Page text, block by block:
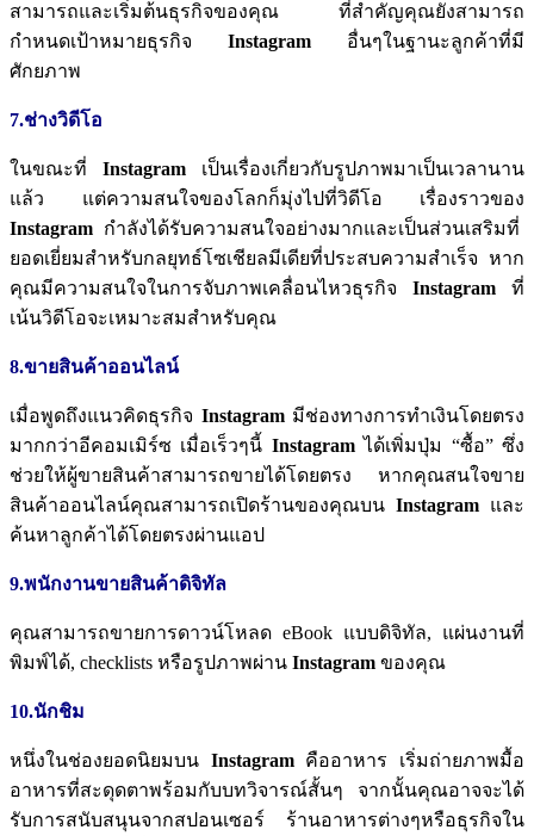
สามารถและเริ่มต้นธุรกิจของคุณ
ที่สำคัญคุณยังสามารถ
กำหนดเป้าหมายธุรกิจ Instagram อื่นๆในฐานะลูกค้าที่มี
ศักยภาพ
7.ช่างวิดีโอ
ในขณะที่ Instagram เป็นเรื่องเกี่ยวกับรูปภาพมาเป็นเวลานาน
แล้ว
แต่ความสนใจของโลกก็มุ่งไปที่วิดีโอ
เรื่องราวของ
Instagram กำลังได้รับความสนใจอย่างมากและเป็นส่วนเสริมที่
ยอดเยี่ยมสำหรับกลยุทธ์โซเชียลมีเดียที่ประสบความสำเร็จ หาก
คุณมีความสนใจในการจับภาพเคลื่อนไหวธุรกิจ Instagram ที่
เน้นวิดีโอจะเหมาะสมสำหรับคุณ
8.ขายสินค้าออนไลน์
เมื่อพูดถึงแนวคิดธุรกิจ Instagram มีช่องทางการทำเงินโดยตรง
มากกว่าอีคอมเมิร์ซ เมื่อเร็วๆนี้ Instagram ได้เพิ่มปุ่ม “ซื้อ”ซึ่ง
ช่วยให้ผู้ขายสินค้าสามารถขายได้โดยตรง
หากคุณสนใจขาย
สินค้าออนไลน์คุณสามารถเปิดร้านของคุณบน Instagram และ
ค้นหาลูกค้าได้โดยตรงผ่านแอป
9.พนักงานขายสินค้าดิจิทัล
คุณสามารถขายการดาวน์โหลด eBook แบบดิจิทัล, แผ่นงานที่
พิมพ์ได้, checklists หรือรูปภาพผ่าน Instagram ของคุณ
10.นักชิม
หนึ่งในช่องยอดนิยมบน Instagram คืออาหาร
เริ่มถ่ายภาพมื้อ
อาหารที่สะดุดตาพร้อมกับบทวิจารณ์สั้นๆ
จากนั้นคุณอาจจะได้
รับการสนับสนุนจากสปอนเซอร์
ร้านอาหารต่างๆหรือธุรกิจใน